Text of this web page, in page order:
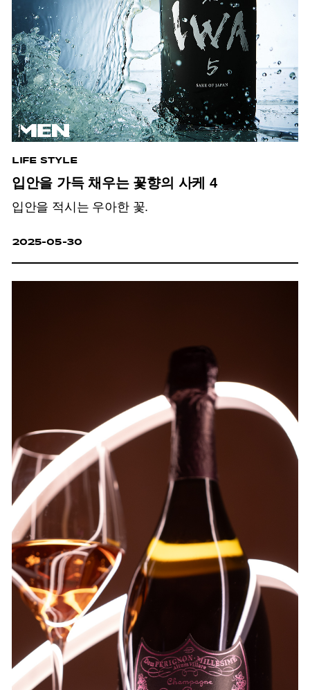
LIFE STYLE
입안을 가득 채우는 꽃향의 사케 4
입안을 적시는 우아한 꽃.
2025-05-30